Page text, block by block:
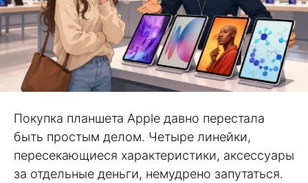
Покупка планшета Apple давно перестала
быть простым делом. Четыре линейки,
пересекающиеся характеристики, аксессуары
за отдельные деньги, немудрено запутаться.